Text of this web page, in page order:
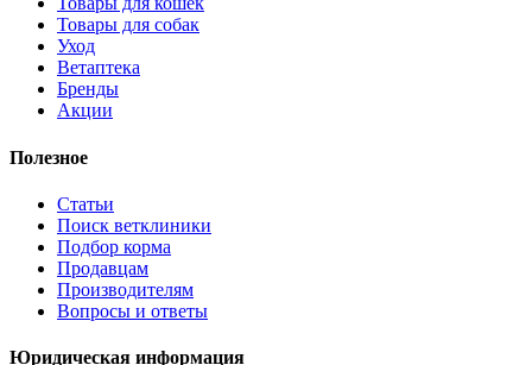
Товары для собак
Уход
Ветаптека
Бренды
Акции
Полезное
Статьи
Поиск ветклиники
Подбор корма
Продавцам
Производителям
Вопросы и ответы
Юридическая информация